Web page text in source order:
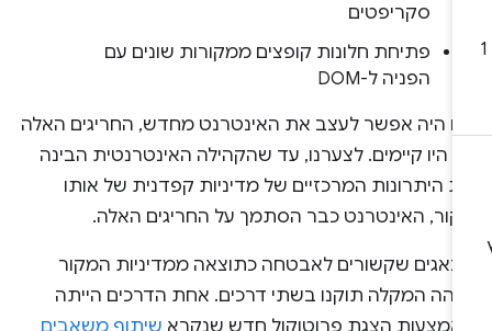
סקריפטים
פתיחת חלונות קופצים ממקורות שונים עם
הפניה ל-DOM
היה אפשר לעצב את האינטרנט מחדש, החריגים האלה
היו קיימים. לצערנו, עד שהקהילה האינטרנטית הבינה
היתרונות המרכזיים של מדיניות קפדנית של אותו
האינטרנט כבר הסתמך על החריגים האלה.
שקשורים לאבטחה כתוצאה ממדיניות המקור
המקלה תוקנו בשתי דרכים. אחת הדרכים הייתה
הצגת פרוטוקול חדש שנקראשיתוף משאבים